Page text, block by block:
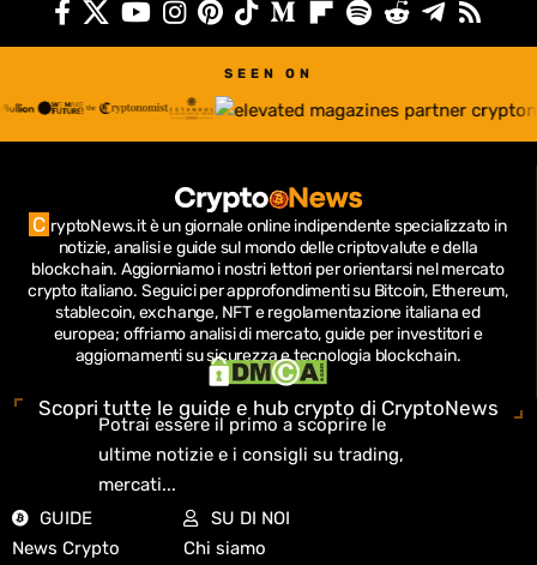
SEEN ON
C ryptoNews.it è un giornale online indipendente specializzato in
notizie, analisi e guide sul mondo delle criptovalute e della
blockchain. Aggiorniamo i nostri lettori per orientarsi nel mercato
crypto italiano. Seguici per approfondimenti su Bitcoin, Ethereum,
stablecoin, exchange, NFT e regolamentazione italiana ed
europea; offriamo analisi di mercato, guide per investitori e
aggiornamenti su sicurezza e tecnologia blockchain.
Scopri tutte le guide e hub crypto di CryptoNews
Potrai essere il primo a scoprire le
ultime notizie e i consigli su trading,
mercati...
GUIDE
News Crypto
SU DI NOI
Chi siamo